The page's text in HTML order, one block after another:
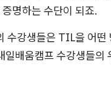
명하는 수단이 되죠.
수강생들은 TIL을 어떤
일배움캠프 수강생들의